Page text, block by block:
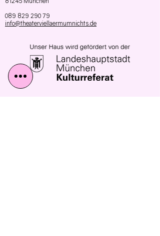
089 829 290 79
info@theaterviellaermumnichts.de